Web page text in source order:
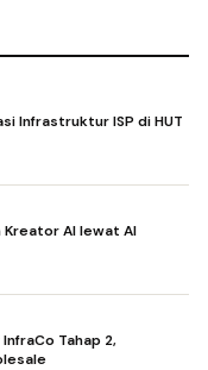
Infrastruktur ISP di HUT
AI lewat AI
Tahap 2,